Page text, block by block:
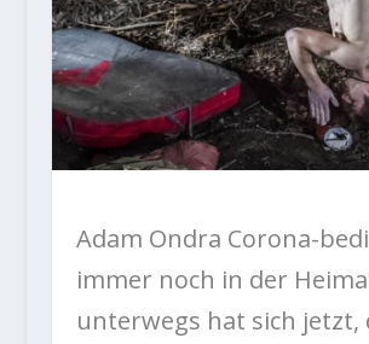
Adam Ondra Corona-
immer noch in der
unterwegs hat sich jetzt,